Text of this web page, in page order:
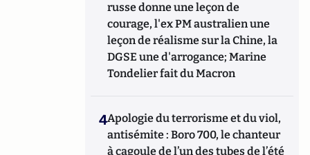
russe donne une leçon de
courage, l'ex PM australien une
leçon de réalisme sur la Chine, la
DGSE une d'arrogance; Marine
Tondelier fait du Macron
4Apologie du terrorisme et du viol,
antisémite : Boro 700, le chanteur
à cagoule de l’un des tubes de l’été